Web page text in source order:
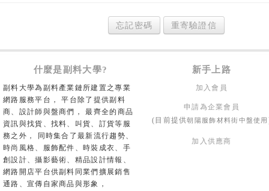
忘記密碼 重寄驗證信
什麼是副料大學? 新手上路
副料大學為副料產業鏈所建置之專業
網路服務平台， 平台除了提供副料
商、設計師與盤商們， 最齊全的商品
資訊與找貨、找料、叫貨、訂貨等服
務之外， 同時集合了最新流行趨勢、
時尚風格、服飾配件、時裝成衣、手
創設計、攝影藝術、精品設計情報、
網路開店平台供副料同業們擴展銷售
通路、宣傳自家商品與形象，
加入會員
申請為企業會員
(目前提供朝陽服飾材料街中盤使用
加入供應商